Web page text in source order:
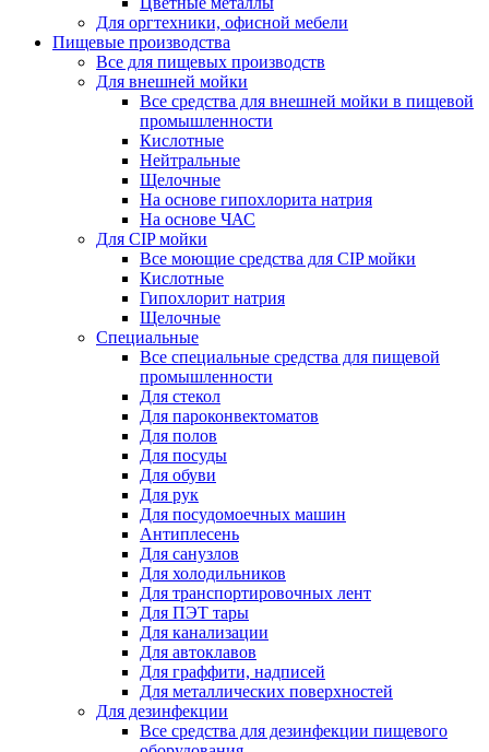
Для оргтехники, офисной мебели
Пищевые производства
Все для пищевых производств
Для внешней мойки
Все средства для внешней мойки в пищевой
промышленности
Кислотные
Нейтральные
Щелочные
На основе гипохлорита натрия
На основе ЧАС
Для CIP мойки
Все моющие средства для CIP мойки
Кислотные
Гипохлорит натрия
Щелочные
Специальные
Все специальные средства для пищевой
промышленности
Для стекол
Для пароконвектоматов
Для полов
Для посуды
Для обуви
Для рук
Для посудомоечных машин
Антиплесень
Для санузлов
Для холодильников
Для транспортировочных лент
Для ПЭТ тары
Для канализации
Для автоклавов
Для граффити, надписей
Для металлических поверхностей
Для дезинфекции
Все средства для дезинфекции пищевого